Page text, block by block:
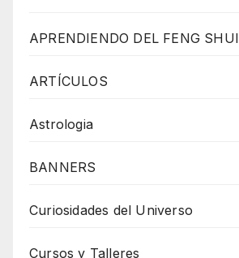
APRENDIENDO DEL FENG SHUI
ARTÍCULOS
Astrologia
BANNERS
Curiosidades del Universo
Cursos y Talleres